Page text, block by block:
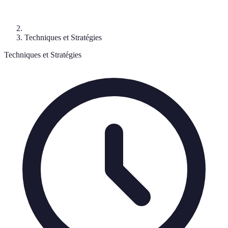
Techniques et Stratégies
Techniques et Stratégies